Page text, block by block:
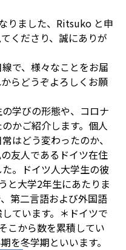
りました、Ritsuko と申
くださり、誠にありが
で、様々なことをお届
らどうぞよろしくお願
学びの形態や、コロナ
かご紹介します。個人
はどう変わったのか、
友人であるドイツ在住
。ドイツ人大学生の彼
と大学2年生にあたりま
第二言語および外国語
ています。＊ドイツで
こから数を累積してい
を冬学期といいます。